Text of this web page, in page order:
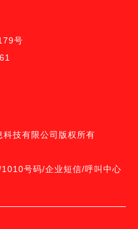
号
技有限公司版权所有
1010号码/企业短信/呼叫中心